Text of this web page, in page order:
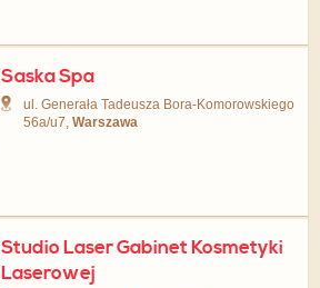
Saska Spa
ul. Generała Tadeusza Bora-Komorowskiego
56a/u7,Warszawa
Studio Laser Gabinet Kosmetyki
Laserowej